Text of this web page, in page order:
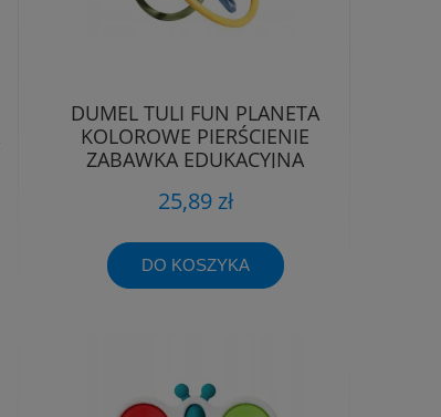
DUMEL TULI FUN PLANETA
KOLOROWE PIERŚCIENIE
ZABAWKA EDUKACYJNA
25,89 zł
DO KOSZYKA